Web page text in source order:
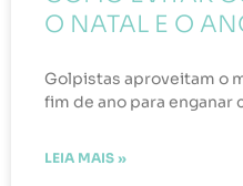
O NATAL E O
Golpistas aproveitam o
fim de ano para enganar
LEIA MAIS »